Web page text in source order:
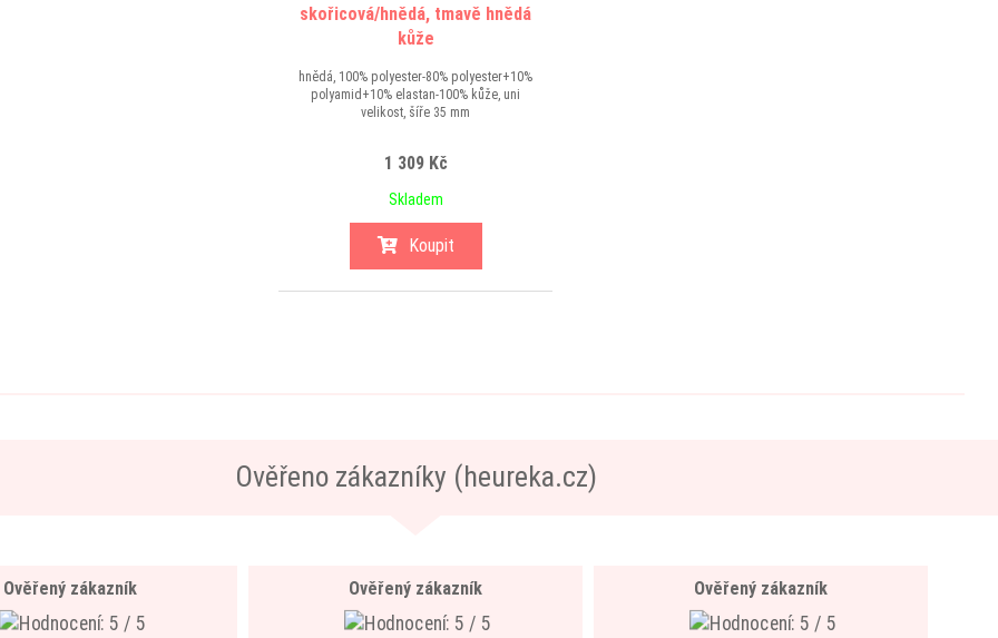
skořicová/hnědá, tmavě hnědá
kůže
hnědá, 100% polyester-80% polyester+10%
polyamid+10% elastan-100% kůže, uni
velikost, šíře 35 mm
1 309 Kč
Skladem
Koupit
Ověřeno zákazníky (heureka.cz)
Ověřený zákazník Ověřený zákazník Ověřený zákazník